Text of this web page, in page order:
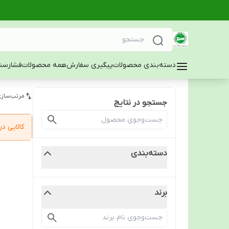
دسته‌بندی محصولاتپیگیری سفارشهمه محصولات
جستجو در نتایج
دسته‌بندی
برند